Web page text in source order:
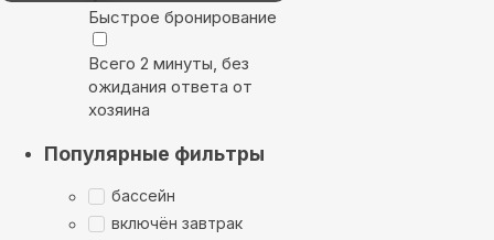
Быстрое бронирование
Всего 2 минуты, без
ожидания ответа от
хозяина
Популярные фильтры
бассейн
включён завтрак